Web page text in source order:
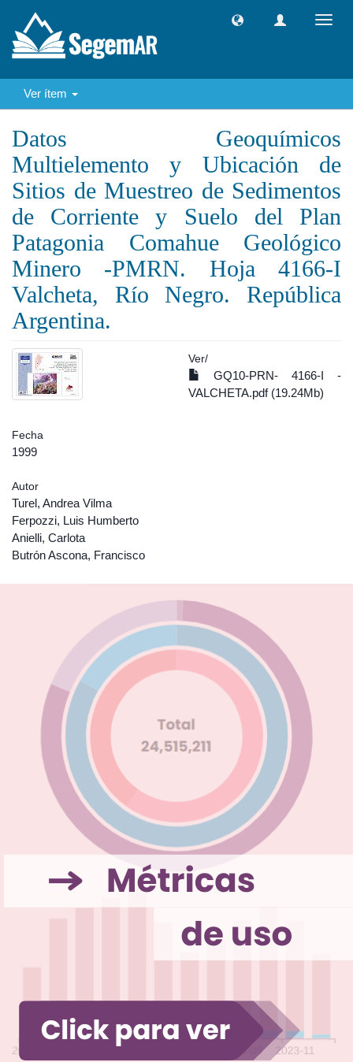
Ver ítem
Datos Geoquímicos
Multielemento y Ubicación de
Sitios de Muestreo de Sedimentos
de Corriente y Suelo del Plan
Patagonia Comahue Geológico
Minero -PMRN. Hoja 4166-I
Valcheta, Río Negro. República
Argentina.
Ver/
GQ10-PRN- 4166-I -
VALCHETA.pdf (19.24Mb)
Fecha
1999
Autor
Turel, Andrea Vilma
Ferpozzi, Luis Humberto
Anielli, Carlota
Butrón Ascona, Francisco